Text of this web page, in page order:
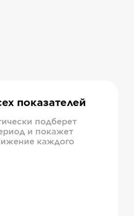
показателей
подберет
и покажет
каждого